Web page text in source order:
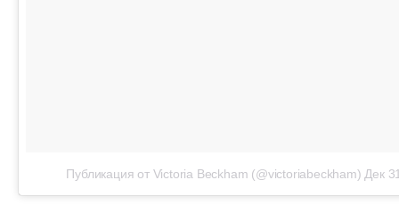
Публикация от Victoria Beckham (@victoriabeckham) Дек